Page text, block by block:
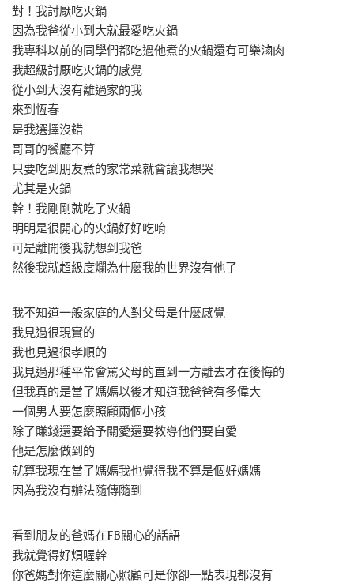
對！我討厭吃火鍋
因為我爸從小到大就最愛吃火鍋
我專科以前的同學們都吃過他煮的火鍋還有可樂滷肉
我超級討厭吃火鍋的感覺
從小到大沒有離過家的我
來到恆春
是我選擇沒錯
哥哥的餐廳不算
只要吃到朋友煮的家常菜就會讓我想哭
尤其是火鍋
幹！我剛剛就吃了火鍋
明明是很開心的火鍋好好吃唷
可是離開後我就想到我爸
然後我就超級度爛為什麼我的世界沒有他了
我不知道一般家庭的人對父母是什麼感覺
我見過很現實的
我也見過很孝順的
我見過那種平常會罵父母的直到一方離去才在後悔的
但我真的是當了媽媽以後才知道我爸爸有多偉大
一個男人要怎麼照顧兩個小孩
除了賺錢還要給予關愛還要教導他們要自愛
他是怎麼做到的
就算我現在當了媽媽我也覺得我不算是個好媽媽
因為我沒有辦法隨傳隨到
看到朋友的爸媽在FB關心的話語
我就覺得好煩喔幹
你爸媽對你這麼關心照顧可是你卻一點表現都沒有